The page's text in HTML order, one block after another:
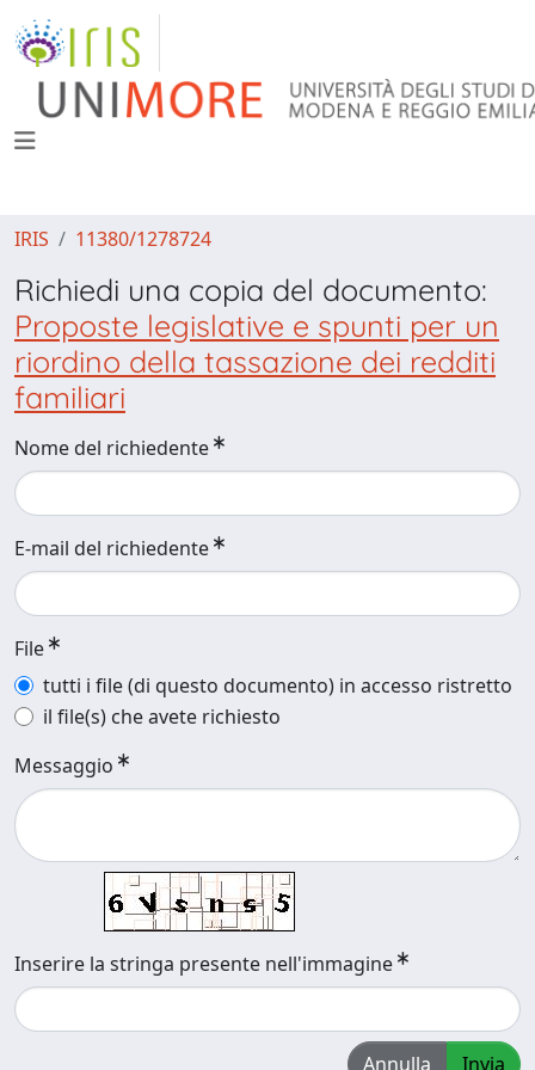
IRIS 11380/1278724
Richiedi una copia del documento:
Proposte legislative e spunti per un
riordino della tassazione dei redditi
familiari
Nome del richiedente
E-mail del richiedente
File
tutti i file (di questo documento) in accesso ristretto
il file(s) che avete richiesto
Messaggio
Inserire la stringa presente nell'immagine
Annulla Invia